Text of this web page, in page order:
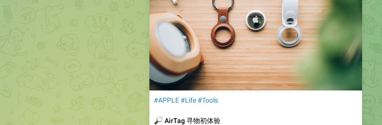
#APPLE#Life#Tools
🔎AirTag 寻物初体验